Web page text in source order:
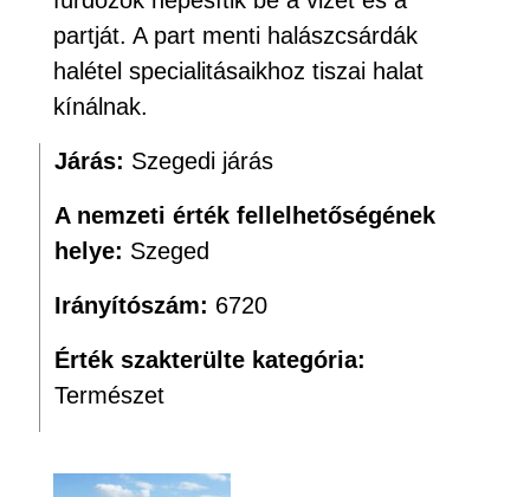
partját. A part menti halászcsárdák
halétel specialitásaikhoz tiszai halat
kínálnak.
Járás: Szegedi járás
A nemzeti érték fellelhetőségének
helye: Szeged
Irányítószám: 6720
Érték szakterülte kategória:
Természet